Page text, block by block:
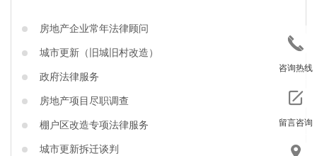
房地产企业常年法律顾问
城市更新（旧城旧村改造）
政府法律服务
房地产项目尽职调查
棚户区改造专项法律服务
城市更新拆迁谈判
咨询热线
留言咨询